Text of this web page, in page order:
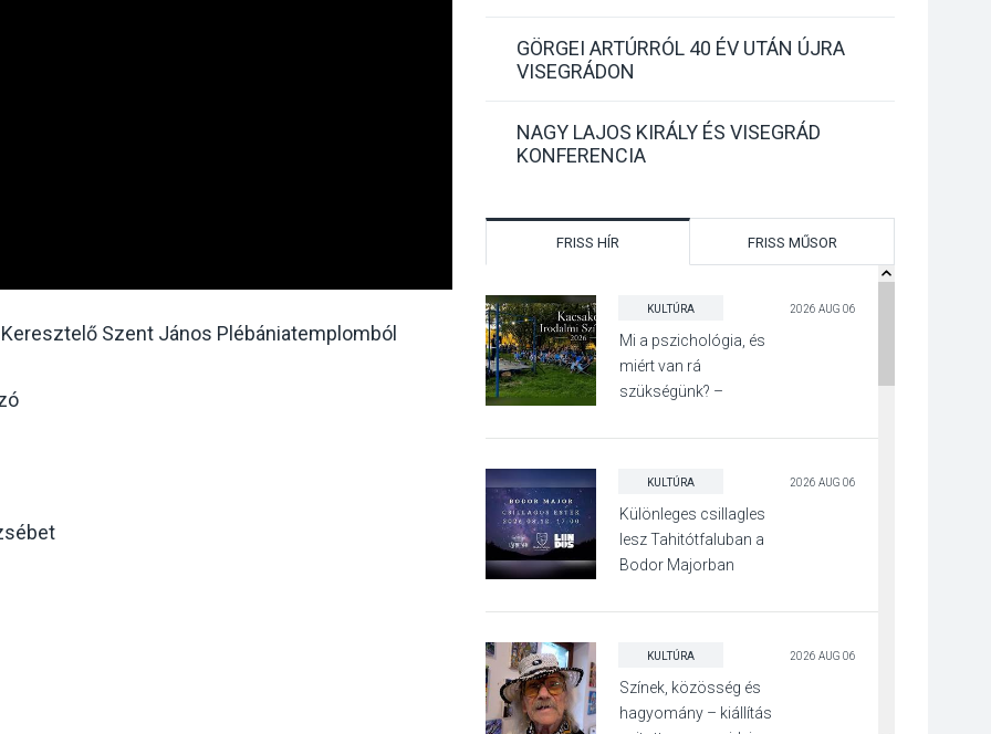
Szent János Plébániatemplomból
GÖRGEI ARTÚRRÓL 40 ÉV UTÁN ÚJRA
VISEGRÁDON
NAGY LAJOS KIRÁLY ÉS VISEGRÁD
KONFERENCIA
FRISS HÍR FRISS MŰSOR
KULTÚRA 2026 AUG 06
Mi a pszichológia, és
miért van rá
szükségünk? –
Irodalmi Színpadon
KULTÚRA 2026 AUG 06
Különleges csillagles
lesz Tahitótfaluban a
Bodor Majorban
KULTÚRA 2026 AUG 06
Színek, közösség és
hagyomány – kiállítás